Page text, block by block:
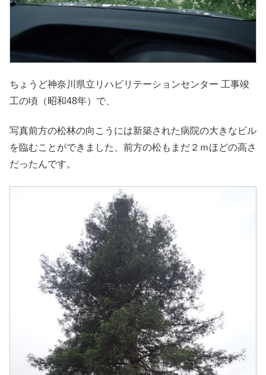
ちょうど神奈川県立リハビリテーションセンター 工事竣
工の頃（昭和48年）で、
写真前方の松林の向こうには新築された病院の大きなビル
を臨むことができました、前方の松もまだ２ｍほどの高さ
だったんです。